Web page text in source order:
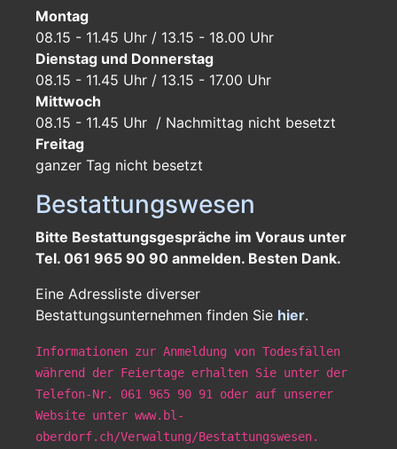
Montag
08.15 - 11.45 Uhr / 13.15 - 18.00 Uhr
Dienstag und Donnerstag
08.15 - 11.45 Uhr / 13.15 - 17.00 Uhr
Mittwoch
08.15 - 11.45 Uhr / Nachmittag nicht besetzt
Freitag
ganzer Tag nicht besetzt
Bestattungswesen
Bitte Bestattungsgespräche im Voraus unter
Tel. 061 965 90 90 anmelden. Besten Dank.
Eine Adressliste diverser
Bestattungsunternehmen finden Sie hier.
Informationen zur Anmeldung von Todesfällen
während der Feiertage erhalten Sie unter der
Telefon-Nr. 061 965 90 91 oder auf unserer
Website unter www.bl-
oberdorf.ch/Verwaltung/Bestattungswesen.